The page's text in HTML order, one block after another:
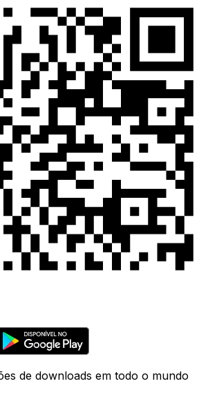
de downloads em todo o mundo